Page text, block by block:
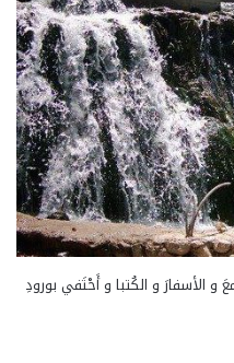
و الأسفارَ و الكُتبا و أَحْتَفي بورودِ